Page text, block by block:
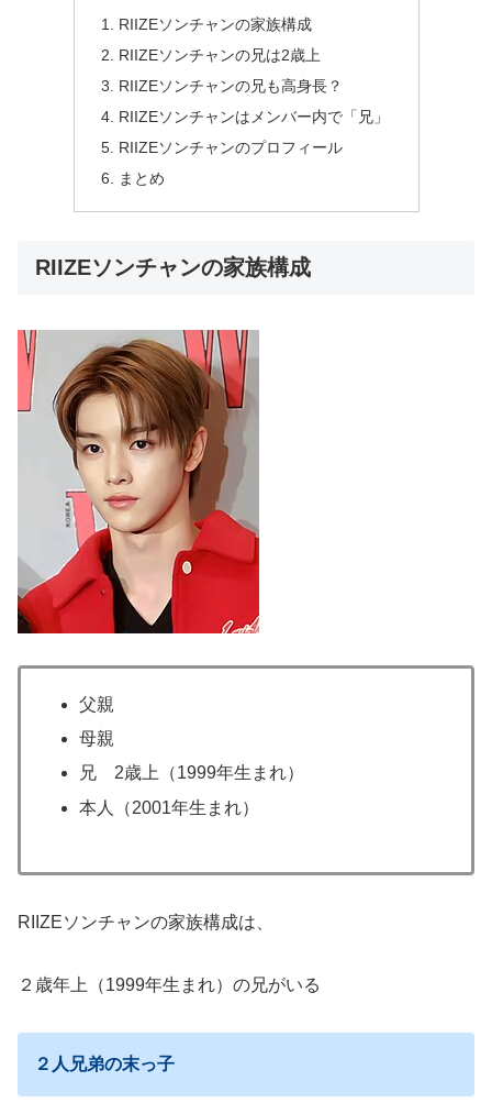
RIIZEソンチャンの家族構成
RIIZEソンチャンの兄は2歳上
RIIZEソンチャンの兄も高身長？
RIIZEソンチャンはメンバー内で「兄」
RIIZEソンチャンのプロフィール
まとめ
RIIZEソンチャンの家族構成
父親
母親
兄 2歳上（1999年生まれ）
本人（2001年生まれ）
RIIZEソンチャンの家族構成は、
２歳年上（1999年生まれ）の兄がいる
２人兄弟の末っ子